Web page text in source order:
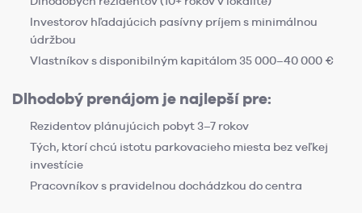
Investorov hľadajúcich pasívny príjem s minimálnou
údržbou
Vlastníkov s disponibilným kapitálom 35 000–40 000 €
Dlhodobý prenájom je najlepší pre:
Rezidentov plánujúcich pobyt 3–7 rokov
Tých, ktorí chcú istotu parkovacieho miesta bez veľkej
investície
Pracovníkov s pravidelnou dochádzkou do centra